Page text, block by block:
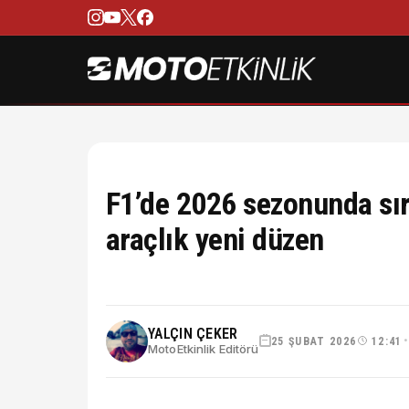
F1’de 2026 sezonunda
araçlık yeni düzen
YALÇIN ÇEKER
MotoEtkinlik Editörü
25 ŞUBAT 2026 12:41 •